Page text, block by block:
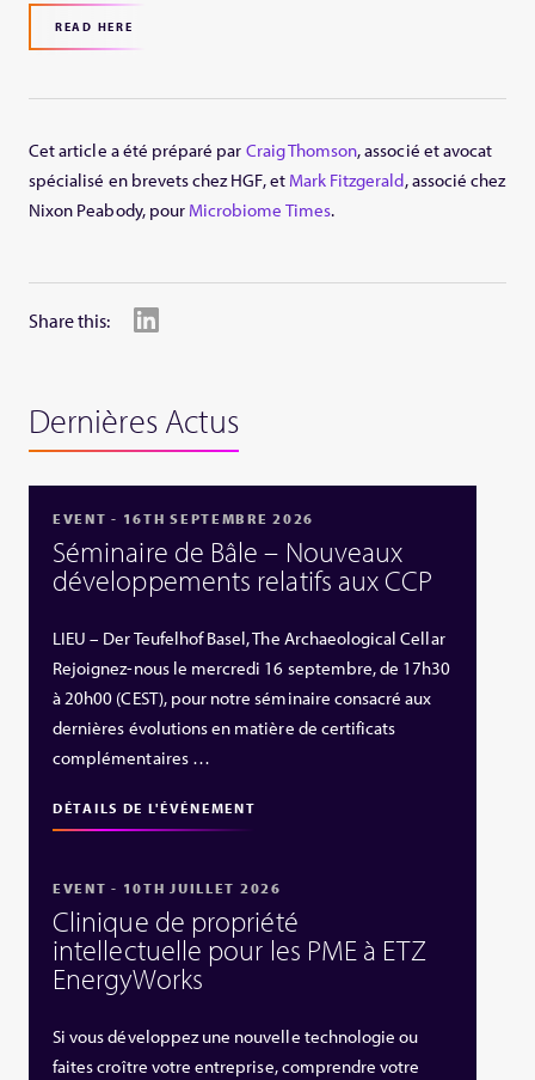
READ HERE
Cet article a été préparé par Craig Thomson, associé et avocat
spécialisé en brevets chez HGF, et Mark Fitzgerald, associé chez
Nixon Peabody, pour Microbiome Times.
Share this:
Dernières Actus
EVENT - 16TH SEPTEMBRE 2026
Séminaire de Bâle – Nouveaux
développements relatifs aux CCP
LIEU – Der Teufelhof Basel, The Archaeological Cellar
Rejoignez-nous le mercredi 16 septembre, de 17h30
à 20h00 (CEST), pour notre séminaire consacré aux
dernières évolutions en matière de certificats
complémentaires …
DÉTAILS DE L'ÉVÉNEMENT
EVENT - 10TH JUILLET 2026
Clinique de propriété
intellectuelle pour les PME à ETZ
EnergyWorks
Si vous développez une nouvelle technologie ou
faites croître votre entreprise, comprendre votre